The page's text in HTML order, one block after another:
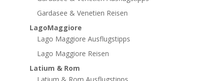
Gardasee & Venetien Reisen
LagoMaggiore
Lago Maggiore Ausflugstipps
Lago Maggiore Reisen
Latium & Rom